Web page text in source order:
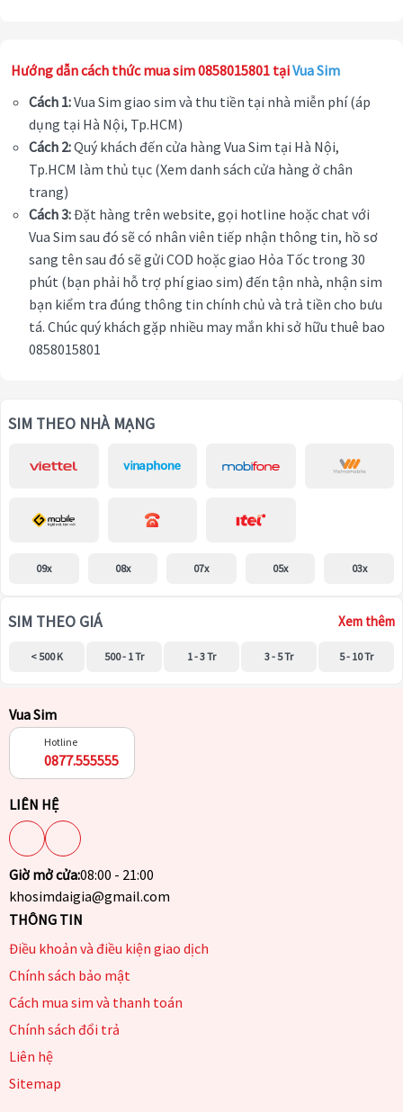
Hướng dẫn cách thức mua sim 0858015801 tạiVua Sim
Cách 1:Vua Sim giao sim và thu tiền tại nhà miễn phí (áp
dụng tại Hà Nội, Tp.HCM)
Cách 2:Quý khách đến cửa hàng Vua Sim tại Hà Nội,
Tp.HCM làm thủ tục (Xem danh sách cửa hàng ở chân
trang)
Cách 3:Đặt hàng trên website, gọi hotline hoặc chat với
Vua Sim sau đó sẽ có nhân viên tiếp nhận thông tin, hồ sơ
sang tên sau đó sẽ gửi COD hoặc giao Hỏa Tốc trong 30
phút (bạn phải hỗ trợ phí giao sim) đến tận nhà, nhận sim
bạn kiểm tra đúng thông tin chính chủ và trả tiền cho bưu
tá. Chúc quý khách gặp nhiều may mắn khi sở hữu thuê bao
0858015801
SIM THEO NHÀ MẠNG
09x 08x 07x 05x 03x
SIM THEO GIÁ Xem thêm
< 500 K 500 - 1 Tr 1 - 3 Tr 3 - 5 Tr 5 - 10 Tr
Vua Sim
Hotline
0877.555555
LIÊN HỆ
Giờ mở cửa:08:00 - 21:00
khosimdaigia@gmail.com
THÔNG TIN
Điều khoản và điều kiện giao dịch
Chính sách bảo mật
Cách mua sim và thanh toán
Chính sách đổi trả
Liên hệ
Sitemap